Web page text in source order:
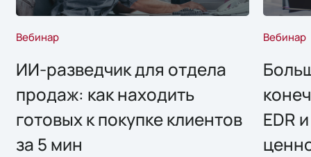
Вебинар
ИИ-разведчик для отдела
продаж: как находить
готовых к покупке клиентов
за 5 мин
Вебинар
EDR